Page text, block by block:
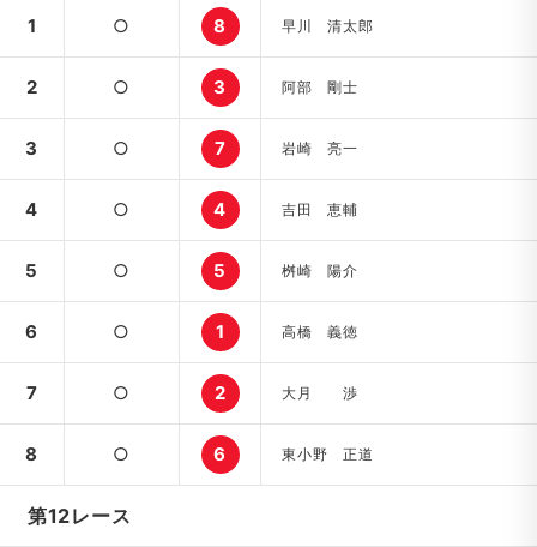
1 ○ 8 早川 清太郎
2 ○ 3 阿部 剛士
3 ○ 7 岩崎 亮一
4 ○ 4 吉田 恵輔
5 ○ 5 桝崎 陽介
6 ○ 1 高橋 義徳
7 ○ 2 大月 渉
8 ○ 6 東小野 正道
第12レース